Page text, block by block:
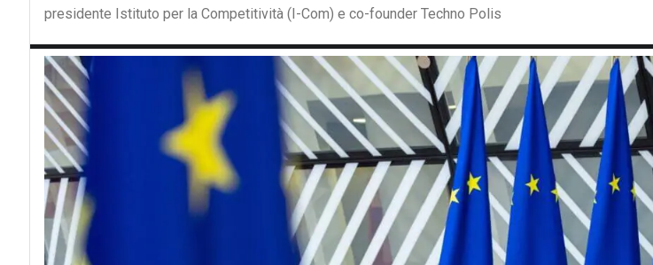
presidente Istituto per la Competitività (I-Com) e co-founder Techno Polis